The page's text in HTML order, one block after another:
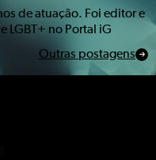
de atuação. Foi editor e
LGBT+ no Portal iG
Outras postagens